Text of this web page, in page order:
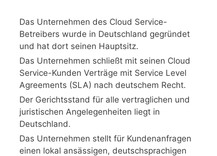
Das Unternehmen des Cloud Service-
Betreibers wurde in Deutschland gegründet
und hat dort seinen Hauptsitz.
Das Unternehmen schließt mit seinen Cloud
Service-Kunden Verträge mit Service Level
Agreements (SLA) nach deutschem Recht.
Der Gerichtsstand für alle vertraglichen und
juristischen Angelegenheiten liegt in
Deutschland.
Das Unternehmen stellt für Kundenanfragen
einen lokal ansässigen, deutschsprachigen